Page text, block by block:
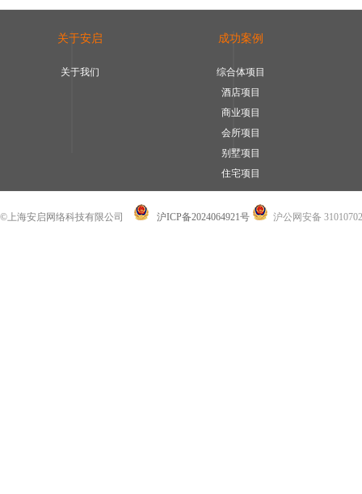
关于安启
关于我们
成功案例
综合体项目
酒店项目
商业项目
会所项目
别墅项目
住宅项目
©上海安启网络科技有限公司 沪ICP备2024064921号 沪公网安备